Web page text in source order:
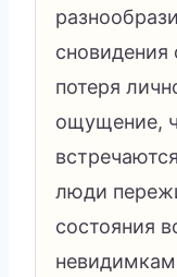
сновидения
потеря
ощущение,
люди
состояния